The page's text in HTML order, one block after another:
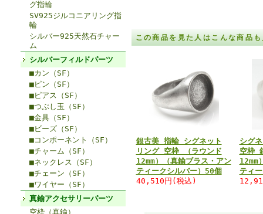
グ指輪
SV925ジルコニアリング指
輪
シルバー925天然石チャー
ム
シルバーフィルドパーツ
■カン（SF）
■ピン（SF）
■ピアス（SF）
■つぶし玉（SF）
■金具（SF）
■ビーズ（SF）
■コンポーネント（SF）
■チャーム（SF）
■ネックレス（SF）
■チェーン（SF）
■ワイヤー（SF）
真鍮アクセサリーパーツ
空枠（真鍮）
この商品を見た人はこんな商品
銀古美 指輪 シグネット
リング 空枠 （ラウンド
12mm）（真鍮ブラス・アン
ティークシルバー）50個
40,510円(税込)
シグ
空枠
12mm
ティ